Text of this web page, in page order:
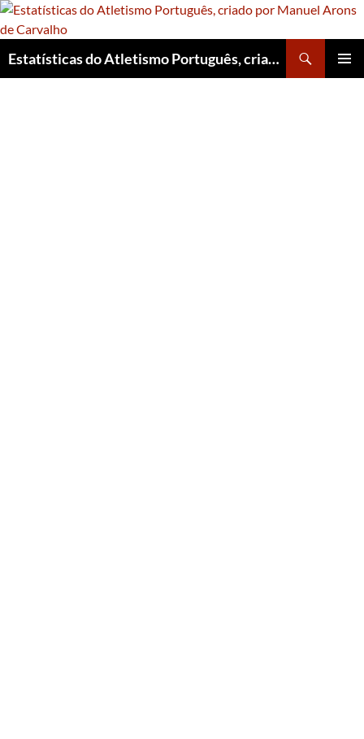
Skip
to
Estatísticas do Atletismo Português, criado por Manuel Arons de Carvalho